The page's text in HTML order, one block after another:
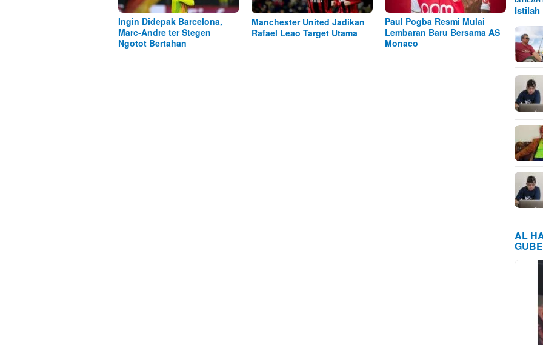
Ingin Didepak Barcelona,
Marc-Andre ter Stegen
Ngotot Bertahan
Manchester United Jadikan
Rafael Leao Target Utama
Paul Pogba Resmi Mulai
Lembaran Baru Bersama AS
Monaco
Istilah
AL